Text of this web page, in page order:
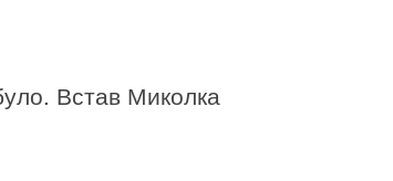
Встав Миколка